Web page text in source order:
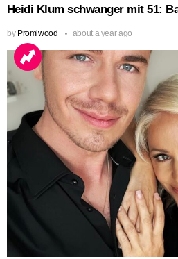
Heidi Klum schwanger mit 51:
by Promiwood about a year ago